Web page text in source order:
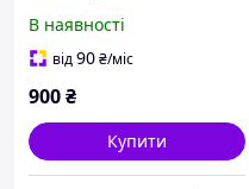
В наявності
від90₴/міс
900₴
Купити